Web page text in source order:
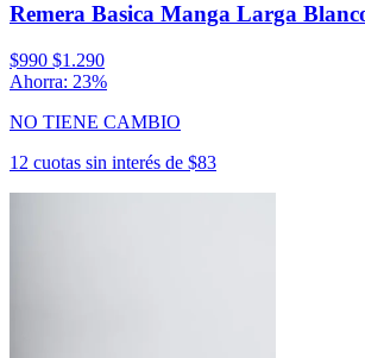
Remera Basica Manga Larga
$990 $1.290
Ahorra: 23%
NO TIENE CAMBIO
12 cuotas sin interés de $83